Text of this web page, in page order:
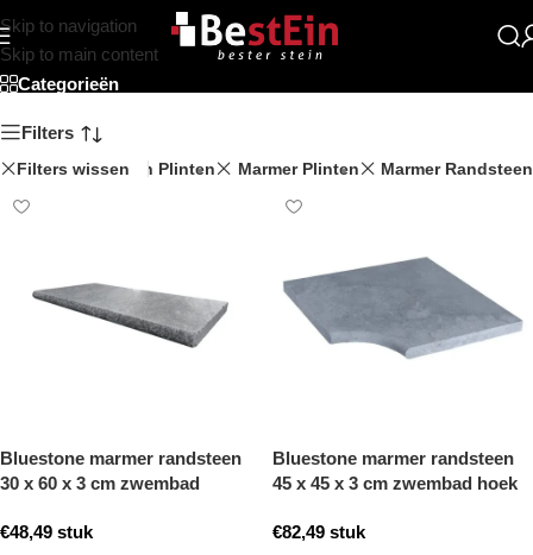
Skip to navigation
Skip to main content
Beststein
Categorieën
Filters
Filters wissenTravertin Plinten Marmer Plinten Marmer Randsteen
Bluestone marmer randsteen
30 x 60 x 3 cm zwembad
€48,49 stuk
Bluestone marmer randsteen
45 x 45 x 3 cm zwembad hoek
€82,49 stuk